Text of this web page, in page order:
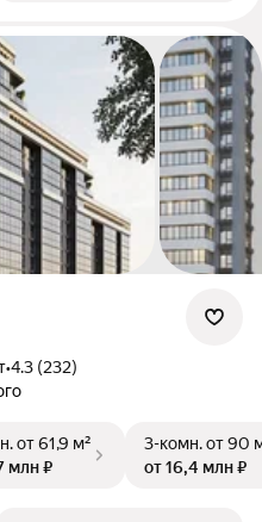
•4.3 (232)
от 61,9 м²
млн ₽
3-комн.от 90
от 16,4 млн ₽